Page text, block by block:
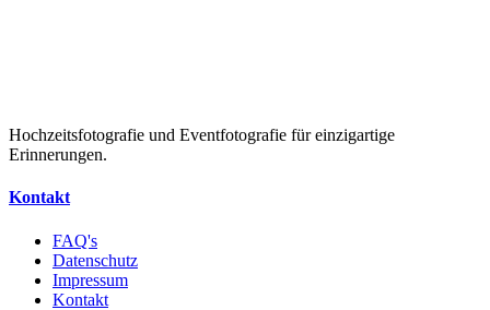
Hochzeitsfotografie und Eventfotografie für einzigartige
Erinnerungen.
Kontakt
FAQ's
Datenschutz
Impressum
Kontakt